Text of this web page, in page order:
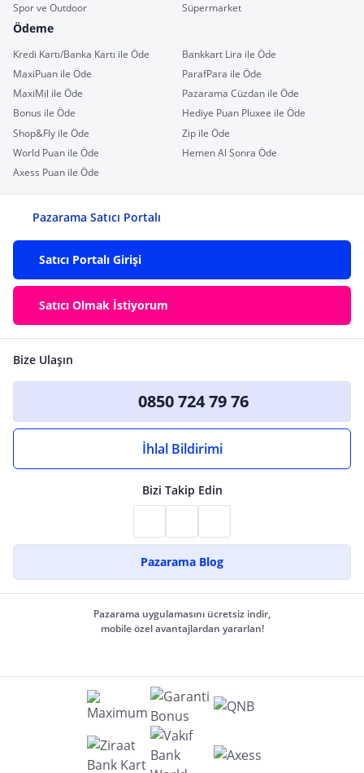
Spor ve Outdoor
Süpermarket
Ödeme
Kredi Kartı/Banka Kartı ile Öde
Bankkart Lira ile Öde
MaxiPuan ile Öde
ParafPara ile Öde
MaxiMil ile Öde
Pazarama Cüzdan ile Öde
Bonus ile Öde
Hediye Puan Pluxee ile Öde
Shop&Fly ile Öde
Zip ile Öde
World Puan ile Öde
Hemen Al Sonra Öde
Axess Puan ile Öde
Pazarama Satıcı Portalı
Satıcı Portalı Girişi
Satıcı Olmak İstiyorum
Bize Ulaşın
0850 724 79 76
İhlal Bildirimi
Bizi Takip Edin
Pazarama Blog
Pazarama uygulamasını ücretsiz indir,
mobile özel avantajlardan yararlan!